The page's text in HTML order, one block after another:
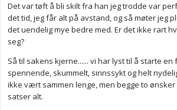
Det var tøft å bli skilt fra han jeg trodde var
det tid, jeg får alt på avstand, og så møter jeg
det uendelig mye bedre med. Er det ikke rart
seg?
Så til sakens kjerne...... vi har lyst til å starte en
spennende, skummelt, sinnssykt og helt
ikke vært sammen lenge, men begge to
satser alt.